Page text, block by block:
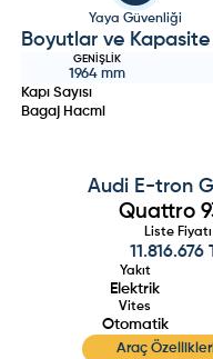
Yaya Güvenliği
Boyutlar ve Kapasite
GENIŞLIK
1964mm
Kapı Sayısı
Bagaj Hacmi
Audi E-tron
Quattro
Liste Fiyatı
11.816.676
Yakıt
Elektrik
Vites
Otomatik
Araç Özellikleri